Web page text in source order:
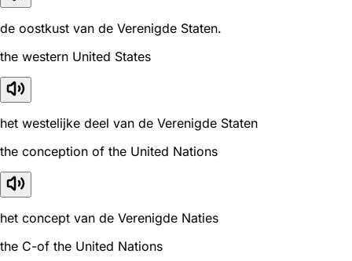
de oostkust van de Verenigde Staten.
the western United States
het westelijke deel van de Verenigde Staten
the conception of the United Nations
het concept van de Verenigde Naties
the C-of the United Nations